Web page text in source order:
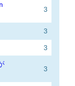
3
3
3
3